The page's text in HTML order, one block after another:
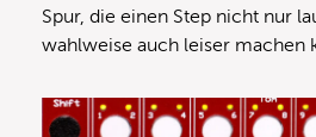
Spur, die einen Step nicht nur
wahlweise auch leiser machen